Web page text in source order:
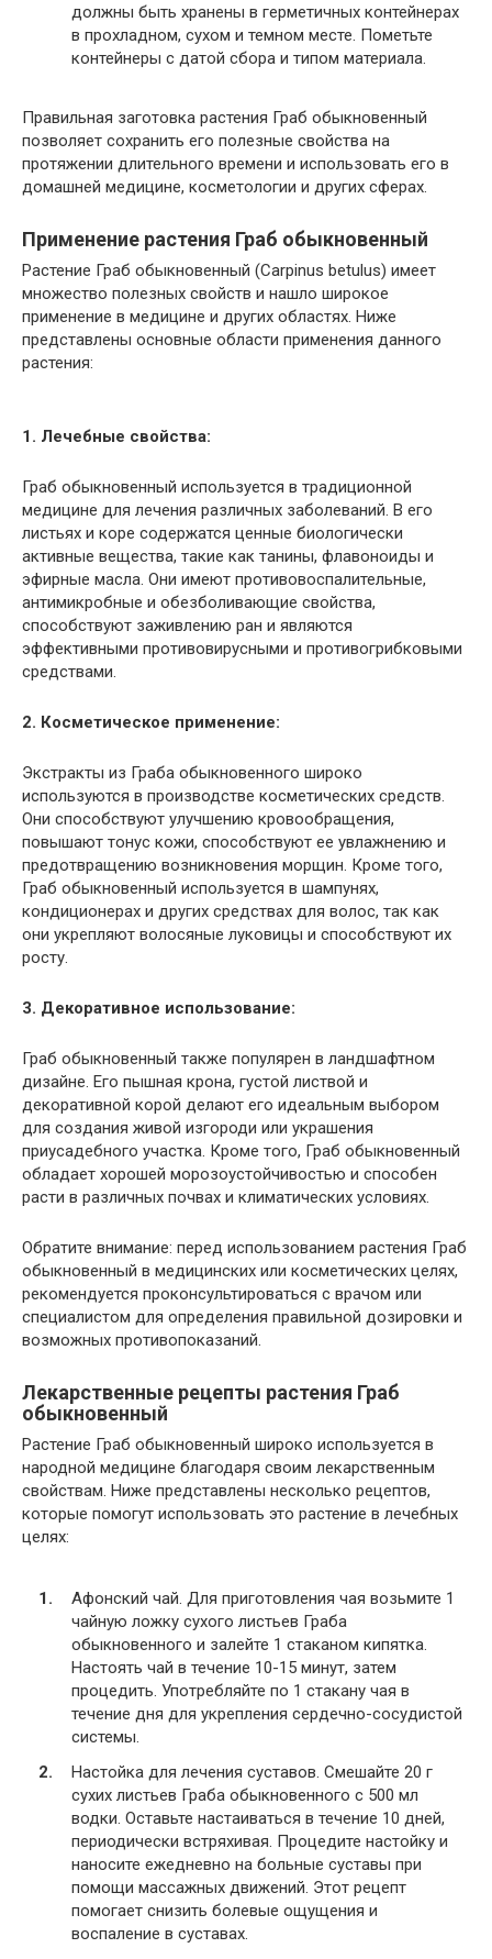
должны быть хранены в герметичных контейнерах
в прохладном, сухом и темном месте. Пометьте
контейнеры с датой сбора и типом материала.
Правильная заготовка растения Граб обыкновенный
позволяет сохранить его полезные свойства на
протяжении длительного времени и использовать его в
домашней медицине, косметологии и других сферах.
Применение растения Граб обыкновенный
Растение Граб обыкновенный (Carpinus betulus) имеет
множество полезных свойств и нашло широкое
применение в медицине и других областях. Ниже
представлены основные области применения данного
растения:
1. Лечебные свойства:
Граб обыкновенный используется в традиционной
медицине для лечения различных заболеваний. В его
листьях и коре содержатся ценные биологически
активные вещества, такие как танины, флавоноиды и
эфирные масла. Они имеют противовоспалительные,
антимикробные и обезболивающие свойства,
способствуют заживлению ран и являются
эффективными противовирусными и противогрибковыми
средствами.
2. Косметическое применение:
Экстракты из Граба обыкновенного широко
используются в производстве косметических средств.
Они способствуют улучшению кровообращения,
повышают тонус кожи, способствуют ее увлажнению и
предотвращению возникновения морщин. Кроме того,
Граб обыкновенный используется в шампунях,
кондиционерах и других средствах для волос, так как
они укрепляют волосяные луковицы и способствуют их
росту.
3. Декоративное использование:
Граб обыкновенный также популярен в ландшафтном
дизайне. Его пышная крона, густой листвой и
декоративной корой делают его идеальным выбором
для создания живой изгороди или украшения
приусадебного участка. Кроме того, Граб обыкновенный
обладает хорошей морозоустойчивостью и способен
расти в различных почвах и климатических условиях.
Обратите внимание: перед использованием растения Граб
обыкновенный в медицинских или косметических целях,
рекомендуется проконсультироваться с врачом или
специалистом для определения правильной дозировки и
возможных противопоказаний.
Лекарственные рецепты растения Граб
обыкновенный
Растение Граб обыкновенный широко используется в
народной медицине благодаря своим лекарственным
свойствам. Ниже представлены несколько рецептов,
которые помогут использовать это растение в лечебных
целях:
Афонский чай. Для приготовления чая возьмите 1
чайную ложку сухого листьев Граба
обыкновенного и залейте 1 стаканом кипятка.
Настоять чай в течение 10-15 минут, затем
процедить. Употребляйте по 1 стакану чая в
течение дня для укрепления сердечно-сосудистой
системы.
Настойка для лечения суставов. Смешайте 20 г
сухих листьев Граба обыкновенного с 500 мл
водки. Оставьте настаиваться в течение 10 дней,
периодически встряхивая. Процедите настойку и
наносите ежедневно на больные суставы при
помощи массажных движений. Этот рецепт
помогает снизить болевые ощущения и
воспаление в суставах.